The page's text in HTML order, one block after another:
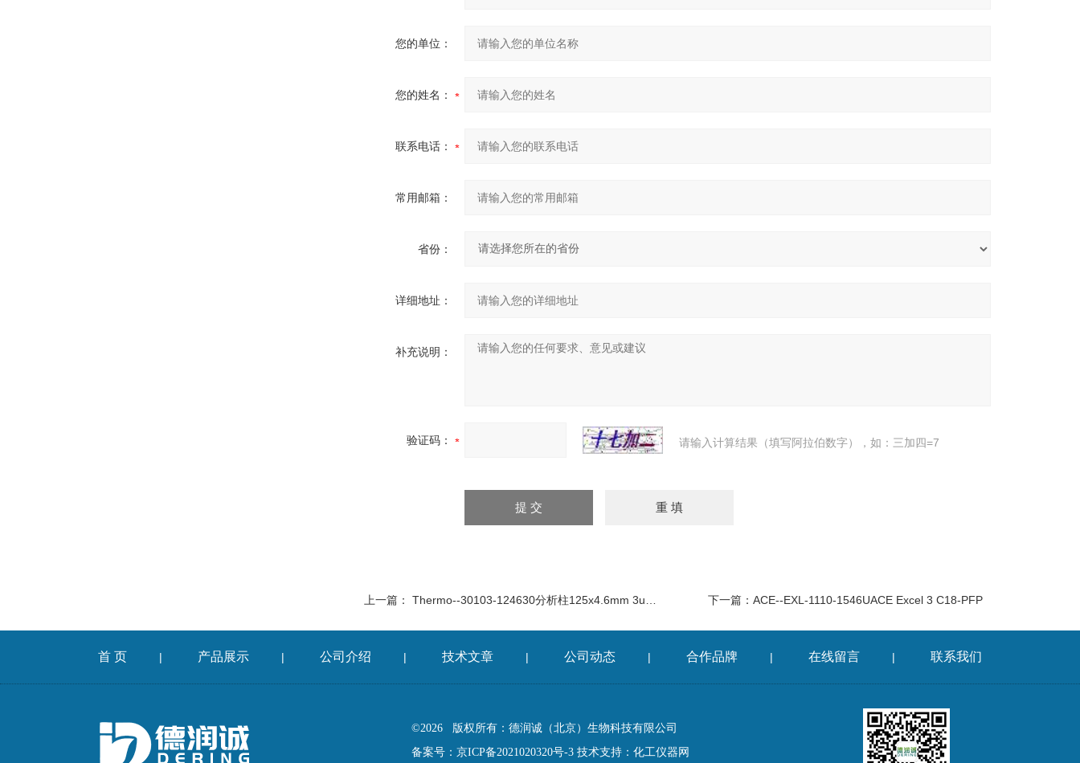
您的单位：
您的姓名：
联系电话：
常用邮箱：
省份：
详细地址：
补充说明：
验证码： 请输入计算结果（填写阿拉伯数字），如：三加四=7
上一篇： Thermo--30103-124630分析柱125x4.6mm 3um Hypersil ODS 下一篇： ACE--EXL-1110-1546UACE Excel 3 C18-PFP
首 页 | 产品展示 | 公司介绍 | 技术文章 | 公司动态 | 合作品牌 | 在线留言 | 联系我们
©2026 版权所有：德润诚（北京）生物科技有限公司
备案号：京ICP备2021020320号-3 技术支持： 化工仪器网